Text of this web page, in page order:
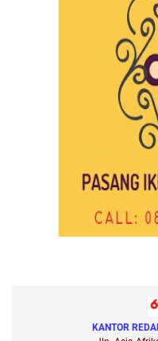
KANTOR